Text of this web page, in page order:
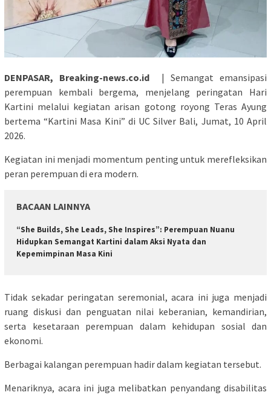
DENPASAR, Breaking-news.co.id | Semangat emansipasi
perempuan kembali bergema, menjelang peringatan Hari
Kartini melalui kegiatan arisan gotong royong Teras Ayung
bertema “Kartini Masa Kini” di UC Silver Bali, Jumat, 10 April
2026.
Kegiatan ini menjadi momentum penting untuk merefleksikan
peran perempuan di era modern.
BACAAN LAINNYA
“She Builds, She Leads, She Inspires”: Perempuan Nuanu
Hidupkan Semangat Kartini dalam Aksi Nyata dan
Kepemimpinan Masa Kini
Tidak sekadar peringatan seremonial, acara ini juga menjadi
ruang diskusi dan penguatan nilai keberanian, kemandirian,
serta kesetaraan perempuan dalam kehidupan sosial dan
ekonomi.
Berbagai kalangan perempuan hadir dalam kegiatan tersebut.
Menariknya, acara ini juga melibatkan penyandang disabilitas